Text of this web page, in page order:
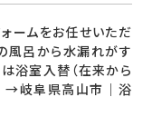
ームをお任せいただ
風呂から水漏れがす
浴室入替（在来から
→岐阜県高山市｜浴